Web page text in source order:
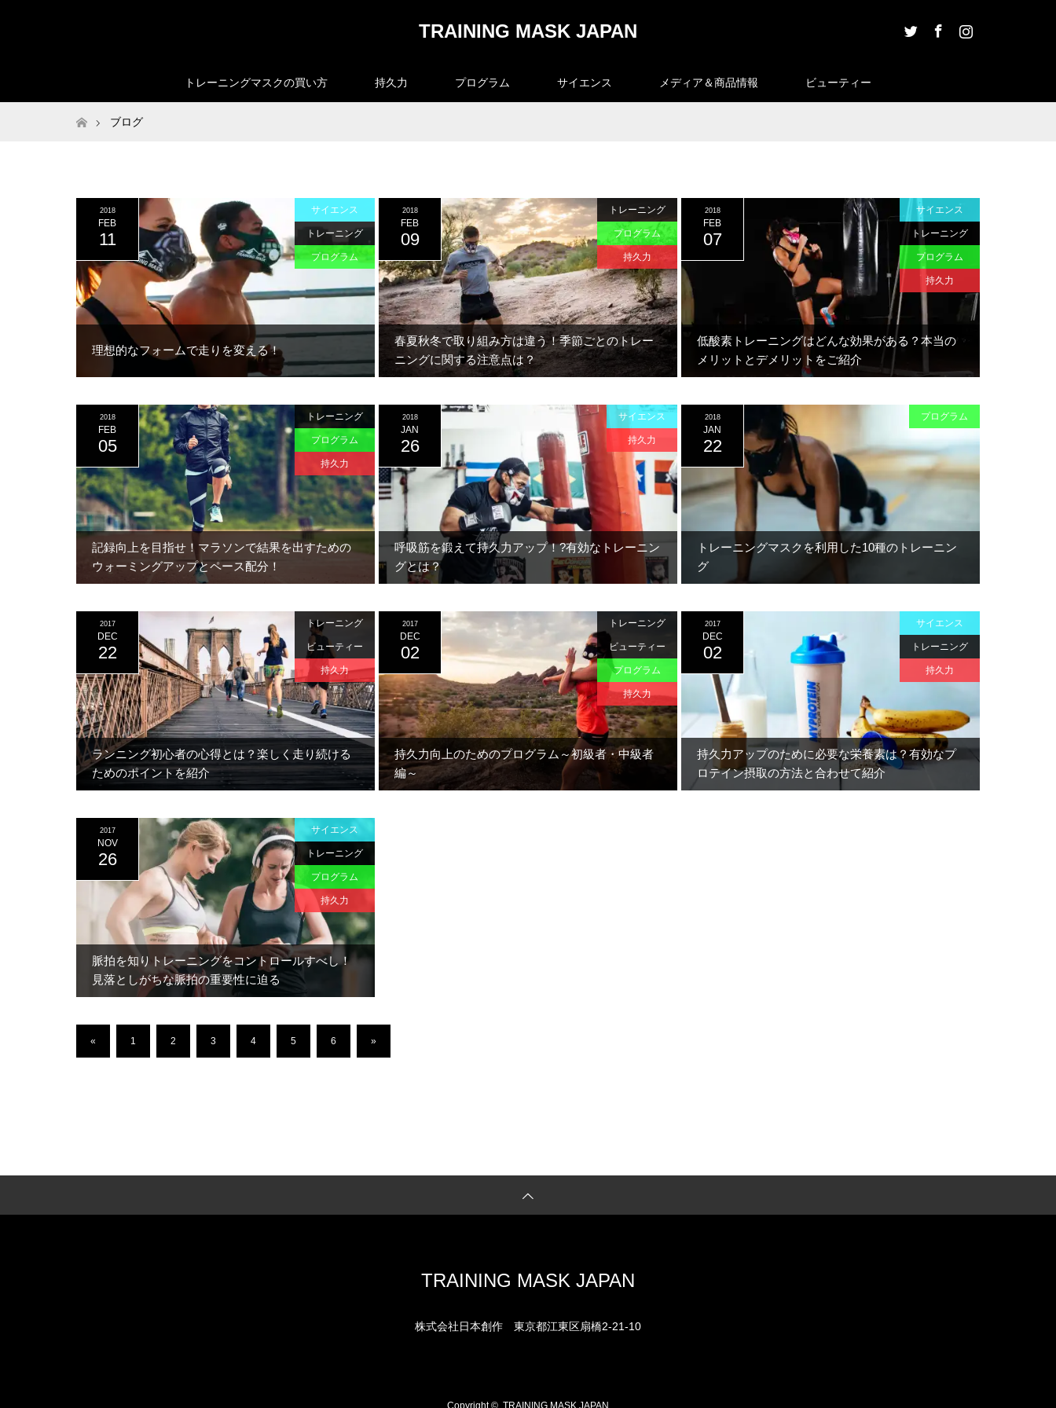
TRAINING MASK JAPAN
トレーニングマスクの買い方 持久力 プログラム サイエンス メディア＆商品情報 ビューティー
ホームブログ
理想的なフォームで走りを変える！
2018
FEB
11
サイエンス
トレーニング
プログラム
春夏秋冬で取り組み方は違う！季節ごとのトレー
ニングに関する注意点は？
2018
FEB
09
トレーニング
プログラム
持久力
低酸素トレーニングはどんな効果がある？本当の
メリットとデメリットをご紹介
2018
FEB
07
サイエンス
トレーニング
プログラム
持久力
記録向上を目指せ！マラソンで結果を出すための
ウォーミングアップとペース配分！
2018
FEB
05
トレーニング
プログラム
持久力
呼吸筋を鍛えて持久力アップ！?有効なトレーニン
グとは？
2018
JAN
26
サイエンス
持久力
トレーニングマスクを利用した10種のトレーニン
グ
2018
JAN
22
プログラム
ランニング初心者の心得とは？楽しく走り続ける
ためのポイントを紹介
2017
DEC
22
トレーニング
ビューティー
持久力
持久力向上のためのプログラム～初級者・中級者
編～
2017
DEC
02
トレーニング
ビューティー
プログラム
持久力
持久力アップのために必要な栄養素は？有効なプ
ロテイン摂取の方法と合わせて紹介
2017
DEC
02
サイエンス
トレーニング
持久力
脈拍を知りトレーニングをコントロールすべし！
見落としがちな脈拍の重要性に迫る
2017
NOV
26
サイエンス
トレーニング
プログラム
持久力
« 1 2 3 4 5 6 »
TRAINING MASK JAPAN
株式会社日本創作 東京都江東区扇橋2-21-10
Copyright © TRAINING MASK JAPAN